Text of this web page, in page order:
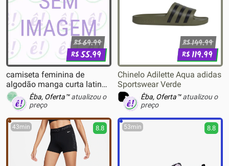
R$69.99
R$55.99
camiseta feminina de
algodão manga curta latina
com brilhos preta
Êba, Oferta™atualizou o
preço
R$149.99
R$119.99
Chinelo Adilette Aqua adidas
Sportswear Verde
Êba, Oferta™atualizou o
preço
43min 8.8 53min 8.8